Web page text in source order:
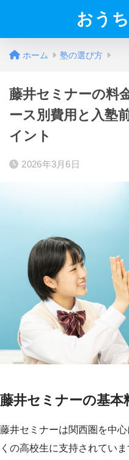
おう
ホーム 塾の選び方
藤井セミナーの料
ース別費用と入塾
イント
2026年3月6日
藤井セミナーの基本
藤井セミナーは関西圏を中
くの高校生に支持されてい